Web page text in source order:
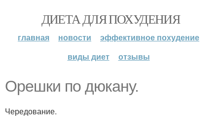
ДИЕТА ДЛЯ ПОХУДЕНИЯ
главная новости
эффективное похудение
виды диет
отзывы
Орешки по дюкану.
Чередование.